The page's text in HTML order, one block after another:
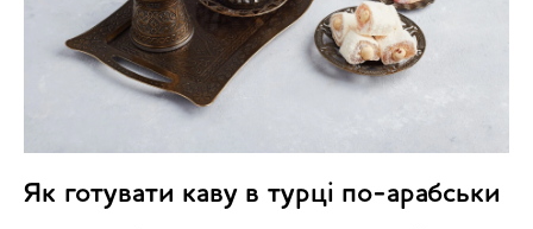
Як готувати каву в турці по-арабськи